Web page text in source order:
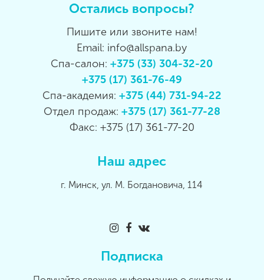
Остались вопросы?
Пишите или звоните нам!
Email: info@allspana.by
Спа-салон:+375 (33) 304-32-20
+375 (17) 361-76-49
Спа-академия: +375 (44) 731-94-22
Отдел продаж: +375 (17) 361-77-28
Факс: +375 (17) 361-77-20
Наш адрес
г. Минск, ул. М. Богдановича, 114
Подписка